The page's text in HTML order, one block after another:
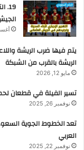
يتم فيها ضرب الريشة
الريشة بالقرب من الشبكة
مايو 12, 2026
تسير الفيلة في قطعان
نوفمبر 26, 2025
تعد الخطوط الجوية
العربي
نوفمبر 22, 2025